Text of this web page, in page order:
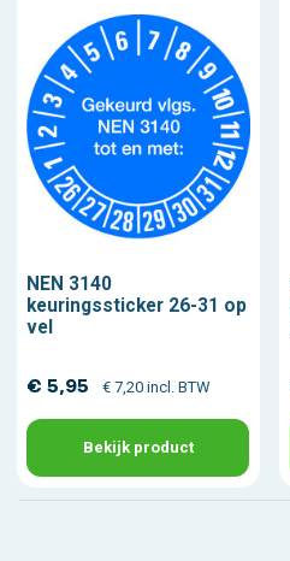
NEN 3140
keuringssticker 26-31 op
vel
€ 5,95 € 7,20 incl. BTW
Bekijk product